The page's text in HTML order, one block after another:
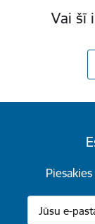
Vai šī